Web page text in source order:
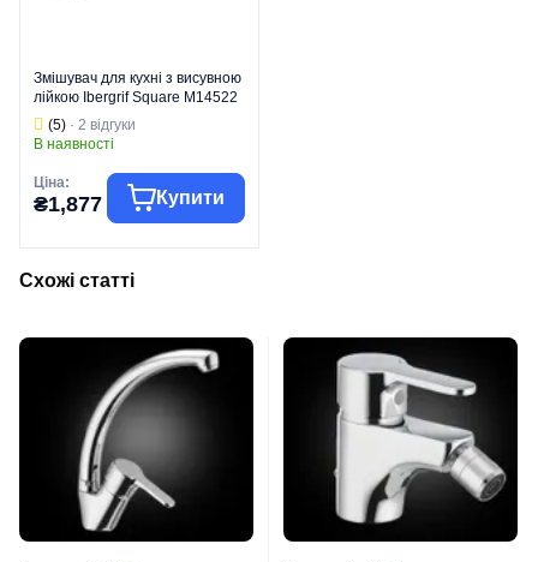
Змішувач для кухні з висувною
лійкою Ibergrif Square M14522
(IB0028)
(5) · 2 відгуки
В наявності
Ціна:
₴1,877 Купити
кухні
Вид виробу
Змішувачі для
Схожі статті